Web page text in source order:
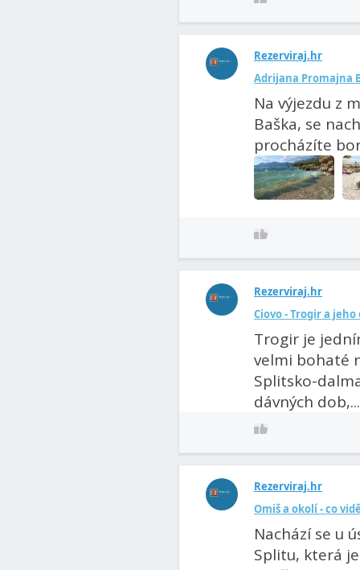
Rezerviraj.hr
Adrijana Promajna
Na výjezdu z
Baška, se
procházíte
Rezerviraj.hr
Ciovo - Trogir a
Trogir je
velmi bohaté
Splitsko-
dávných dob,...
Rezerviraj.hr
Omiš a okolí - co
Nachází se u
Splitu, která